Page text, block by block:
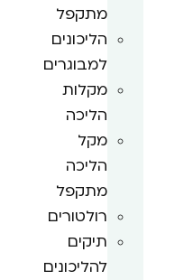
מתקפל
הליכונים
למבוגרים
מקלות
הליכה
מקל
הליכה
מתקפל
רולטורים
תיקים
להליכונים